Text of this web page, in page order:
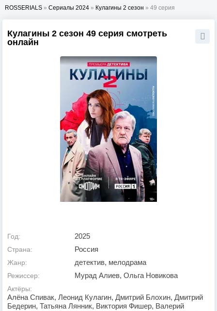
ROSSERIALS » Сериалы 2024 » Кулагины 2 сезон » 49 серия
Кулагины 2 сезон 49 серия смотреть
онлайн
Год: 2025
Страна: Россия
Жанр: детектив, мелодрама
Режиссер: Мурад Алиев, Ольга Новикова
Актёры:
Алёна Спивак, Леонид Кулагин, Дмитрий Блохин, Дмитрий
Бедерин, Татьяна Лянник, Виктория Фишер, Валерий